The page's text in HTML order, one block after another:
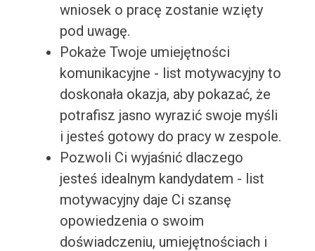
wniosek o pracę zostanie wzięty
pod uwagę.
Pokaże Twoje umiejętności
komunikacyjne - list motywacyjny to
doskonała okazja, aby pokazać, że
potrafisz jasno wyrazić swoje myśli
i jesteś gotowy do pracy w zespole.
Pozwoli Ci wyjaśnić dlaczego
jesteś idealnym kandydatem - list
motywacyjny daje Ci szansę
opowiedzenia o swoim
doświadczeniu, umiejętnościach i